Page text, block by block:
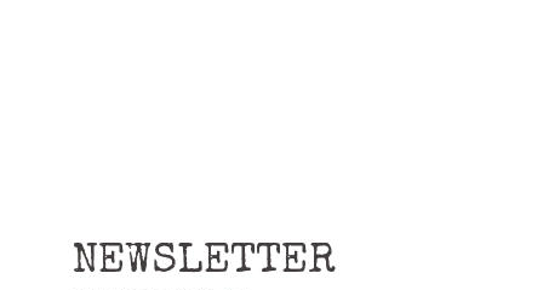
NEWSLETTER